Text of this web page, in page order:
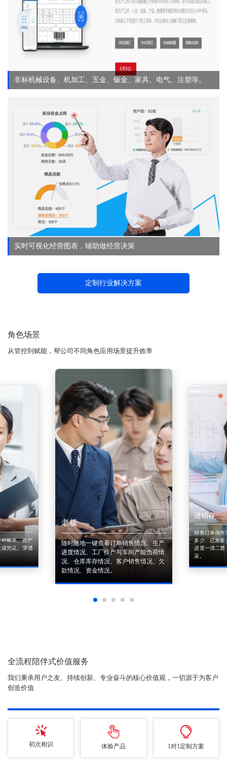
非标机械设备、机加工、五金、钣金、家具、电气、注塑等。
实时可视化经营图表，辅助做经营决策
定制行业解决方案
角色场景
从管控到赋能，帮公司不同角色应用场景提升效率
账单、资产
凭证。'穿透
老板
随时随地一键查看订单销售情况、生产
进度情况、工厂排产与车间产能负荷情
况、仓库库存情况、客户销售情况、欠
款情况、资金情况。
进销存
销售订单操作
多少、已发多
进度一清二楚
采。
全流程陪伴式价值服务
我们秉承用户之友、持续创新、专业奋斗的核心价值观，一切源于为客户
创造价值
初次相识 体验产品 1对1定制方案